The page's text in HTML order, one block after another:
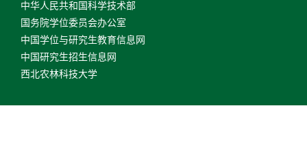
中华人民共和国科学技术部
国务院学位委员会办公室
中国学位与研究生教育信息网
中国研究生招生信息网
西北农林科技大学